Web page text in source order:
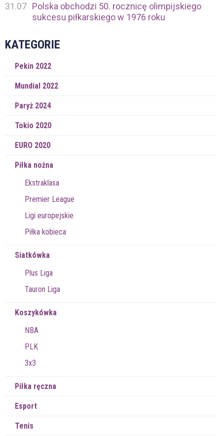
31.07 Polska obchodzi 50. rocznicę olimpijskiego
sukcesu piłkarskiego w 1976 roku
KATEGORIE
Pekin 2022
Mundial 2022
Paryż 2024
Tokio 2020
EURO 2020
Piłka nożna
Ekstraklasa
Premier League
Ligi europejskie
Piłka kobieca
Siatkówka
Plus Liga
Tauron Liga
Koszykówka
NBA
PLK
3x3
Piłka ręczna
Esport
Tenis